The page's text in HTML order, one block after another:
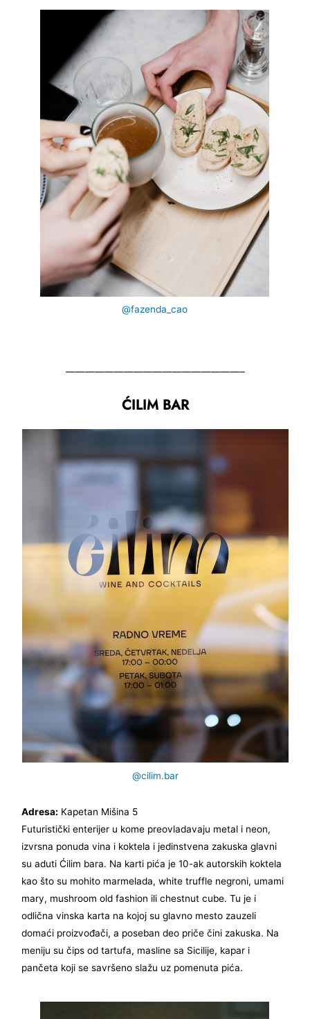
@fazenda_cao
——————————————————–
ĆILIM BAR
@cilim.bar
Adresa: Kapetan Mišina 5
Futuristički enterijer u kome preovladavaju metal i neon,
izvrsna ponuda vina i koktela i jedinstvena zakuska glavni
su aduti Ćilim bara. Na karti pića je 10-ak autorskih koktela
kao što su mohito marmelada, white truffle negroni, umami
mary, mushroom old fashion ili chestnut cube. Tu je i
odlična vinska karta na kojoj su glavno mesto zauzeli
domaći proizvođači, a poseban deo priče čini zakuska. Na
meniju su čips od tartufa, masline sa Sicilije, kapar i
pančeta koji se savršeno slažu uz pomenuta pića.